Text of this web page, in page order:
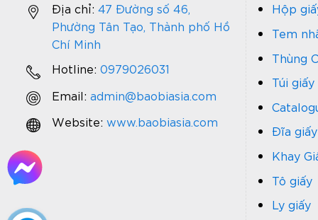
Địa chỉ: 47 Đường số 46,
Phường Tân Tạo, Thành phố Hồ
Chí Minh
Hotline: 0979026031
Email: admin@baobiasia.com
Website: www.baobiasia.com
Hộp
Tem
Thùng
Túi giấy
Đĩa giấy
Khay
Tô giấy
Ly giấy